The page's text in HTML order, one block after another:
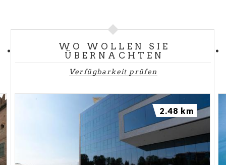
WO WOLLEN SIE
ÜBERNACHTEN
Verfügbarkeit prüfen
2.48 km